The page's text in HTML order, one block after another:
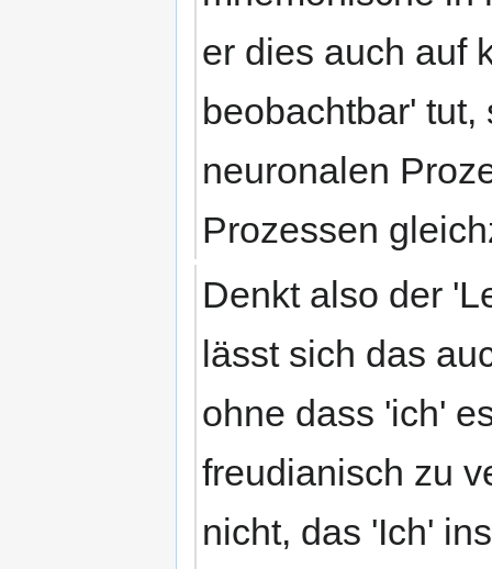
er dies auch auf
beobachtbar'
neuronalen
Prozessen
Denkt also der
lässt sich das
ohne dass 'ich'
freudianisch zu
nicht, das 'Ich'